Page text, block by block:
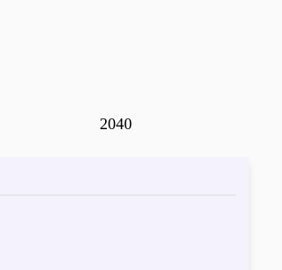
2040